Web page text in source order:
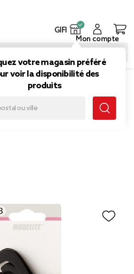
GIFI
votre magasin préféré
voir la disponibilité des
produits
Mon compte
crocodile
doux